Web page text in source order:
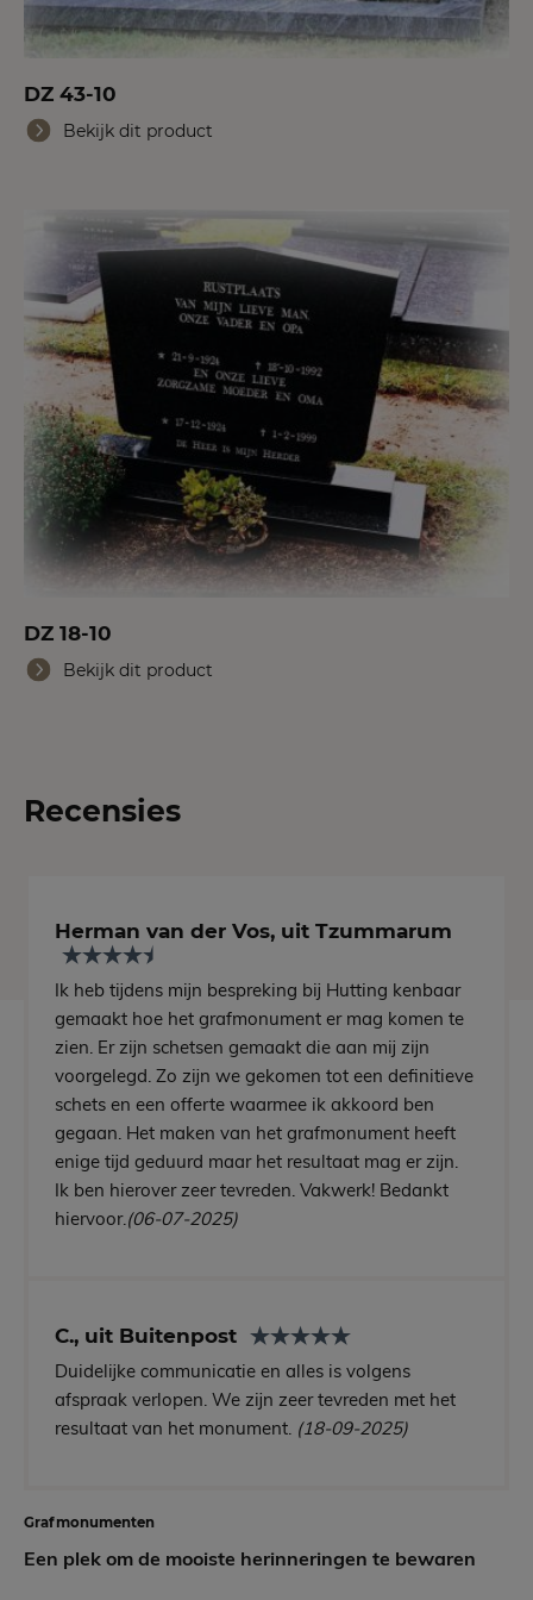
DZ 43-10
Bekijk dit product
DZ 18-10
Bekijk dit product
Recensies
Herman van der Vos, uit Tzummarum
Ik heb tijdens mijn bespreking bij Hutting kenbaar
gemaakt hoe het grafmonument er mag komen te
zien. Er zijn schetsen gemaakt die aan mij zijn
voorgelegd. Zo zijn we gekomen tot een definitieve
schets en een offerte waarmee ik akkoord ben
gegaan. Het maken van het grafmonument heeft
enige tijd geduurd maar het resultaat mag er zijn.
Ik ben hierover zeer tevreden. Vakwerk! Bedankt
hiervoor.(06-07-2025)
C., uit Buitenpost
Duidelijke communicatie en alles is volgens
afspraak verlopen. We zijn zeer tevreden met het
resultaat van het monument. (18-09-2025)
Grafmonumenten
Een plek om de mooiste herinneringen te bewaren